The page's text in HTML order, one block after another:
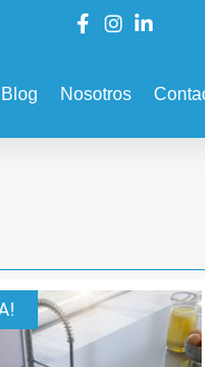
Blog Nosotros